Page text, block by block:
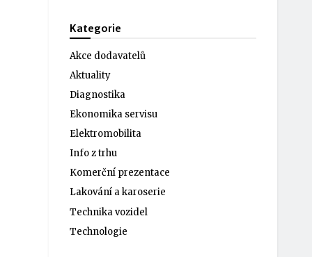
Kategorie
Akce dodavatelů
Aktuality
Diagnostika
Ekonomika servisu
Elektromobilita
Info z trhu
Komerční prezentace
Lakování a karoserie
Technika vozidel
Technologie